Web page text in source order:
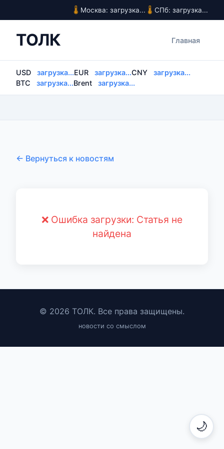
🌙
Москва: загрузка... СПб: загрузка...
ТОЛК Главная
USD загрузка...EUR загрузка...CNY
загрузка...
BTC
загрузка...Brent загрузка...
← Вернуться к новостям
❌ Ошибка загрузки: Статья не
найдена
© 2026 ТОЛК. Все права защищены.
новости со смыслом